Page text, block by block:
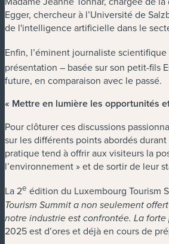
Egger, chercheur à l’Université de
de l'intelligence artificielle dans le
Enfin, l’éminent journaliste
présentation – basée sur son petit-fils
future, en comparaison avec le passé.
« Mettre en lumière les opportunités
Pour clôturer ces discussions
sur les différents points abordés
pratique tend à offrir aux visiteurs la
l’environnement » et de sortir de leur
La 2e édition du Luxembourg Tourism
Tourism Summit a non seulement
notre industrie est confrontée. La
2025 est d’ores et déjà en cours de